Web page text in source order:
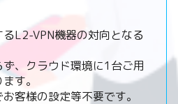
L2-VPN機器の対向となる
、クラウド環境に1台ご用
す。
客様の設定等不要です。